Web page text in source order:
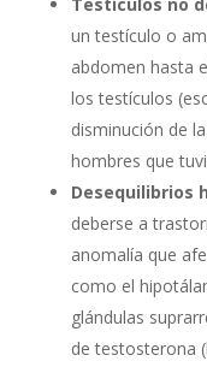
un testículo o
abdomen hasta
los testículos
disminución de
hombres que
Desequilibrios
deberse a
anomalía que
como el
glándulas
de testosterona